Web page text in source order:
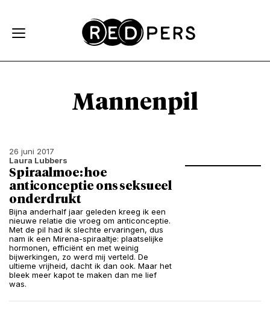
Mannenpil
26 juni 2017
Laura Lubbers
Spiraalmoe: hoe
anticonceptie ons seksueel
onderdrukt
Bijna anderhalf jaar geleden kreeg ik een
nieuwe relatie die vroeg om anticonceptie.
Met de pil had ik slechte ervaringen, dus
nam ik een Mirena-spiraaltje: plaatselijke
hormonen, efficiënt en met weinig
bijwerkingen, zo werd mij verteld. De
ultieme vrijheid, dacht ik dan ook. Maar het
bleek meer kapot te maken dan me lief
was.